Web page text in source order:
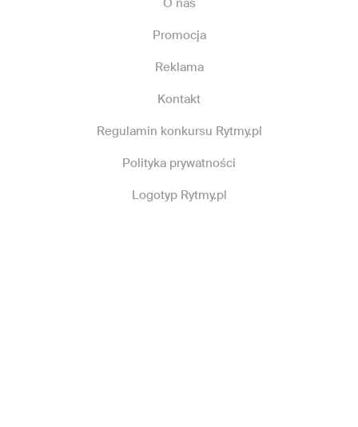
O nas
Promocja
Reklama
Kontakt
Regulamin konkursu Rytmy.pl
Polityka prywatności
Logotyp Rytmy.pl